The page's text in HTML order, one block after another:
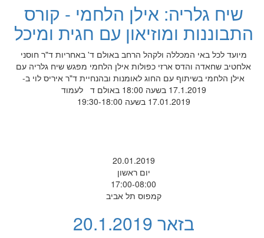
שיח גלריה: אילן הלחמי - קורס
התבוננות ומוזיאון עם חגית ומיכל
מיועד לכל באי המכללה ולקהל הרחב באולם ד' באחריות ד"ר חוסני
אלחטיב שחאדה והדס ארזי כפולות אילן הלחמי מפגש שיח גלריה עם
אילן הלחמי בשיתוף עם החוג לאומנות ובהנחיית ד"ר איריס לוי ב-
17.1.2019 בשעה 18:00 באולם ד לעמוד
17.01.2019 בשעה 19:30-18:00
20.01.2019
יום ראשון
17:00-08:00
קמפוס תל אביב
בזאר 20.1.2019